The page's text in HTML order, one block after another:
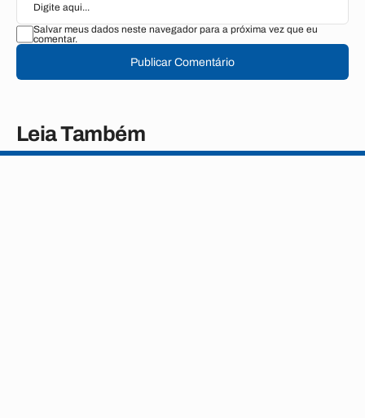
Salvar meus dados neste navegador para a próxima vez que eu
comentar.
Publicar Comentário
Leia Também